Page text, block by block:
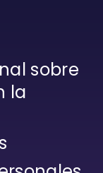
sobre
la